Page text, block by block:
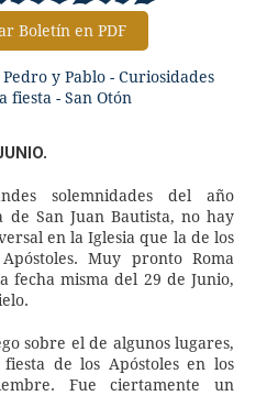
Boletín en PDF
y Pablo - Curiosidades
fiesta - San Otón
solemnidades del año
San Juan Bautista, no hay
en la Iglesia que la de los
Muy pronto Roma
fecha misma del 29 de Junio,
sobre el de algunos lugares,
de los Apóstoles en los
Fue ciertamente un